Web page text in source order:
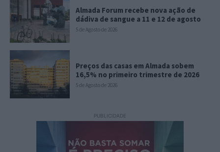
Almada Forum recebe nova ação de
dádiva de sangue a 11 e 12 de agosto
5 de Agosto de 2026
Preços das casas em Almada sobem
16,5% no primeiro trimestre de 2026
5 de Agosto de 2026
PUBLICIDADE